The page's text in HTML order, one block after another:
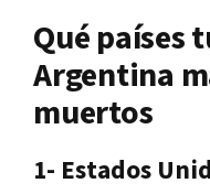
Qué países
Argentina
muertos
1- Estados